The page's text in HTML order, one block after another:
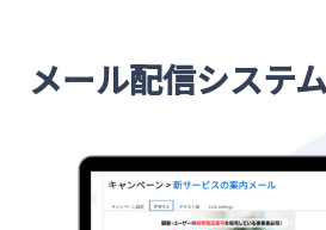
きる
3.HTMLメールの作成が容易
4.効果測定ができる
メール配信システ